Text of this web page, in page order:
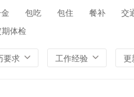
包吃 包住 餐补 交
体检
要求 工作经验 更